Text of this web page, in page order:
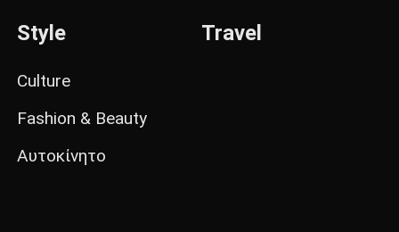
Style
Culture
Fashion & Beauty
Αυτοκίνητο
Travel